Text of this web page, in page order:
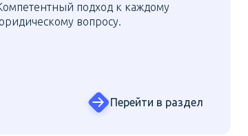
подход к каждому
вопросу.
Перейти в раздел